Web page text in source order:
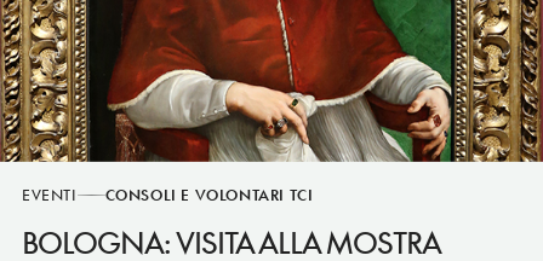
EVENTI CONSOLI E VOLONTARI TCI
BOLOGNA: VISITA ALLA MOSTRA